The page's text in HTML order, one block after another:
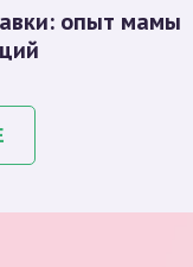
опыт мамы